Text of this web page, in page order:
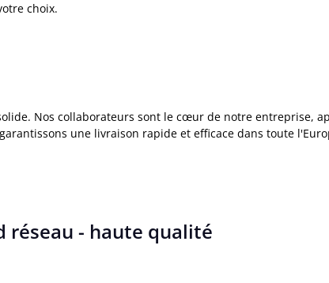
choix.
Nos collaborateurs sont le cœur de notre entreprise,
une livraison rapide et efficace dans toute
réseau - haute qualité